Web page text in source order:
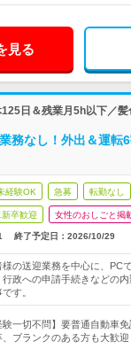
見る
日＆残業月5h以下／
業務なし！外出＆運
経験OK 急募 転勤なし
卒歓迎 女性のおしごと掲
終了予定日： 2026/10/29
様の送迎業務を中心に、PC
行政への申請手続きなどの
す。
験一切不問】要普通自動車
ブランクのある方も大歓迎